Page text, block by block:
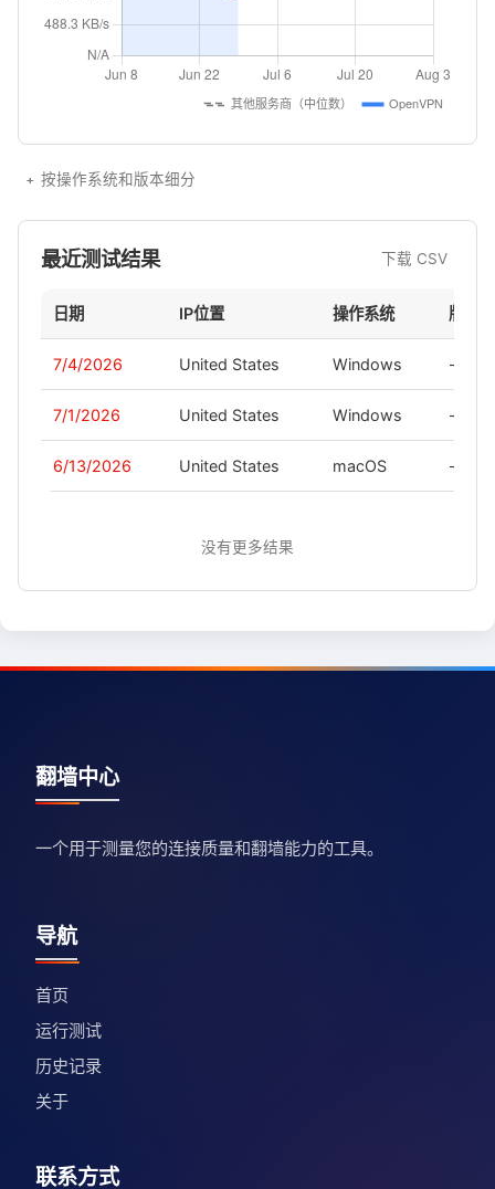
按操作系统和版本细分
最近测试结果 下载 CSV
日期 IP位置 操作系统 版本
7/4/2026 United States Windows -
7/1/2026 United States Windows -
6/13/2026 United States macOS -
没有更多结果
翻墙中心
一个用于测量您的连接质量和翻墙能力的工具。
导航
首页
运行测试
历史记录
关于
联系方式